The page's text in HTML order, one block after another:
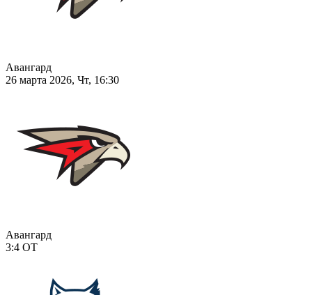
Авангард
26 марта 2026, Чт, 16:30
Авангард
3:4 ОТ